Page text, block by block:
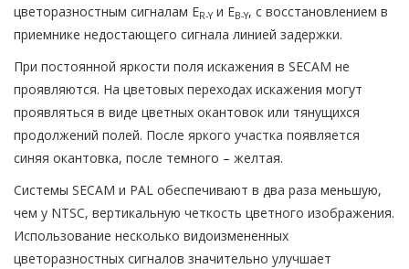
цветоразностным сигналам ER-Yи EB-Y, с восстановлением в
приемнике недостающего сигнала линией задержки.
При постоянной яркости поля искажения в SECAM не
проявляются. На цветовых переходах искажения могут
проявляться в виде цветных окантовок или тянущихся
продолжений полей. После яркого участка появляется
синяя окантовка, после темного – желтая.
Системы SECAM и PAL обеспечивают в два раза меньшую,
чем у NTSC, вертикальную четкость цветного изображения.
Использование несколько видоизмененных
цветоразностных сигналов значительно улучшает